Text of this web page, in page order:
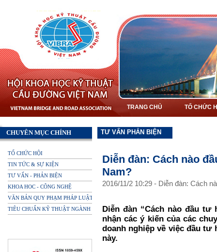
TRANG CHỦ TỔ CHỨC
CHUYÊN MỤC CHÍNH
TỔ CHỨC HỘI
TIN TỨC & SỰ KIỆN
TƯ VẤN - PHẢN BIỆN
KHOA HOC - CÔNG NGHỆ
VĂN BẢN QUY PHẠM PHÁP LUẬT
TIÊU CHUẨN KỸ THUẬT NGÀNH
TƯ VẤN PHẢN BIỆN
Diễn đàn: Cách nào
Nam?
2016/11/2 10:29- Diễn đàn: Cách
Diễn đàn “Cách nào đầu tư
nhận các ý kiến của các
doanh nghiệp về việc đầu tư
này.